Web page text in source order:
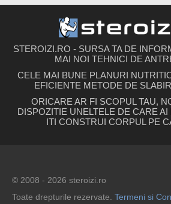
STEROIZI.RO - SURSA TA DE
MAI NOI TEHNICI DE
CELE MAI BUNE PLANURI
EFICIENTE METODE DE
ORICARE AR FI SCOPUL TAU,
DISPOZITIE UNELTELE DE CARE
ITI CONSTRUI CORPUL PE
© 2008 - 2026 steroizi.ro
Toate drepturile rezervate. Termeni si